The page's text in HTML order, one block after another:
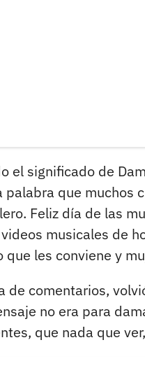
el significado de
palabra que muchos
Feliz día de las
musicales de
les conviene y
de comentarios,
no era para
que nada que